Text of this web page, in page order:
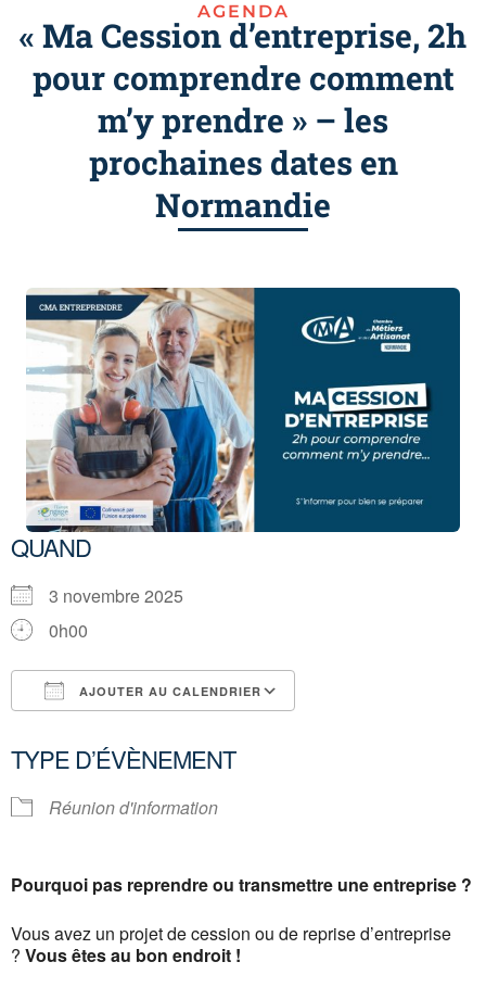
AGENDA
« Ma Cession d’entreprise, 2h
pour comprendre comment
m’y prendre » – les
prochaines dates en
Normandie
QUAND
3 novembre 2025
0h00
AJOUTER AU CALENDRIER
TYPE D’ÉVÈNEMENT
Réunion d'information
Pourquoi pas reprendre ou transmettre une entreprise ?
Vous avez un projet de cession ou de reprise d’entreprise
? Vous êtes au bon endroit !